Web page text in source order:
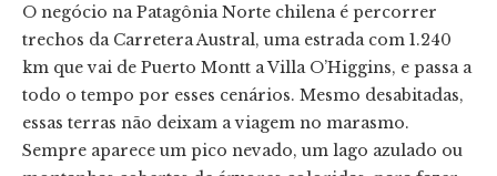
O negócio na Patagônia Norte chilena é percorrer
trechos da Carretera Austral, uma estrada com 1.240
km que vai de Puerto Montt a Villa O’Higgins, e passa a
todo o tempo por esses cenários. Mesmo desabitadas,
essas terras não deixam a viagem no marasmo.
Sempre aparece um pico nevado, um lago azulado ou